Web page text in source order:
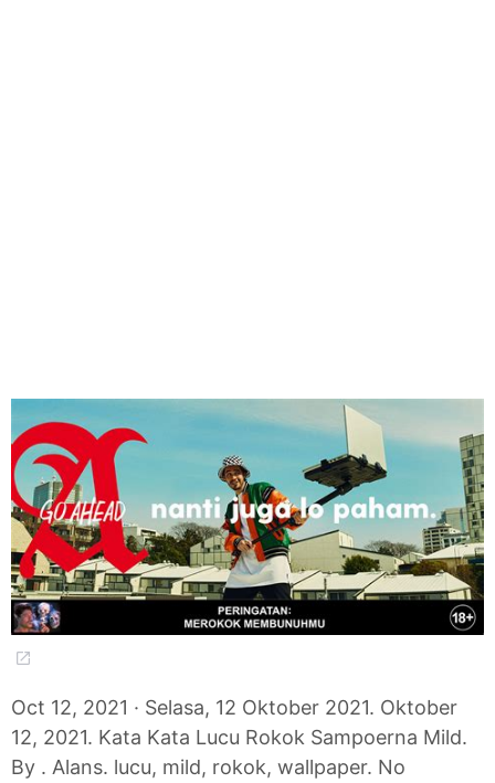
Oct 12, 2021 · Selasa, 12 Oktober 2021. Oktober
12, 2021. Kata Kata Lucu Rokok Sampoerna Mild.
By . Alans. lucu, mild, rokok, wallpaper. No